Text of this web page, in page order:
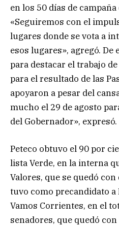
en los 50 días de
«Seguiremos con el
lugares donde se vota a
esos lugares», agregó. De
para destacar el trabajo
para el resultado de las
apoyaron a pesar del
mucho el 29 de agosto
del Gobernador», expresó.
Peteco obtuvo el 90 por
lista Verde, en la interna
Valores, que se quedó
tuvo como precandidato a
Vamos Corrientes, en el
senadores, que quedó